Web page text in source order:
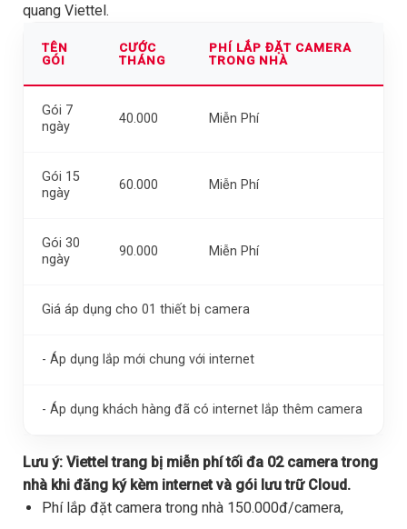
quang Viettel.
TÊN
GÓI
CƯỚC
THÁNG
PHÍ LẮP ĐẶT CAMERA
TRONG NHÀ
Gói 7
ngày
40.000 Miễn Phí
Gói 15
ngày
60.000 Miễn Phí
Gói 30
ngày
90.000 Miễn Phí
Giá áp dụng cho 01 thiết bị camera
- Áp dụng lắp mới chung với internet
- Áp dụng khách hàng đã có internet lắp thêm camera
Lưu ý: Viettel trang bị miễn phí tối đa 02 camera trong
nhà khi đăng ký kèm internet và gói lưu trữ Cloud.
Phí lắp đặt camera trong nhà 150.000đ/camera,